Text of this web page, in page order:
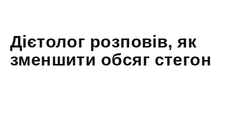
Дієтолог розповів, як
зменшити обсяг стегон